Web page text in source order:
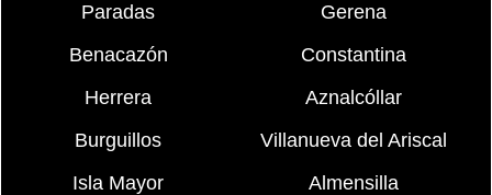
Paradas
Gerena
Benacazón
Constantina
Herrera
Aznalcóllar
Burguillos
Villanueva del Ariscal
Isla Mayor
Almensilla